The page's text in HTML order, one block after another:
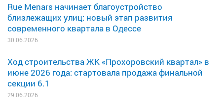
Rue Menars начинает благоустройство
близлежащих улиц: новый этап развития
современного квартала в Одессе
30.06.2026
Ход строительства ЖК «Прохоровский квартал» в
июне 2026 года: стартовала продажа финальной
секции 6.1
29.06.2026